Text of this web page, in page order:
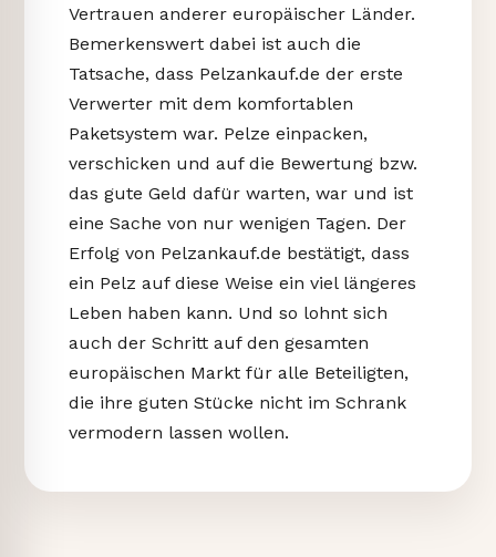
Vertrauen anderer europäischer Länder.
Bemerkenswert dabei ist auch die
Tatsache, dass Pelzankauf.de der erste
Verwerter mit dem komfortablen
Paketsystem war. Pelze einpacken,
verschicken und auf die Bewertung bzw.
das gute Geld dafür warten, war und ist
eine Sache von nur wenigen Tagen. Der
Erfolg von Pelzankauf.de bestätigt, dass
ein Pelz auf diese Weise ein viel längeres
Leben haben kann. Und so lohnt sich
auch der Schritt auf den gesamten
europäischen Markt für alle Beteiligten,
die ihre guten Stücke nicht im Schrank
vermodern lassen wollen.